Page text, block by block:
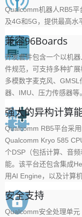
Qualcomm机器人RB5平
及4G和5G，提供最高水
兼容96Boards
开发套件包含一个以机
件规范，可支持多种扩
多模数字麦克风、
器、IMU、压力传感器等。
强大的异构计算
Qualcomm RB5平台采
Qualcomm Kryo 585
个DSP（包括计算、音
能。该平台还包含集成
用AI Engine，以及计算
安全支持
Qualcomm安全处理单